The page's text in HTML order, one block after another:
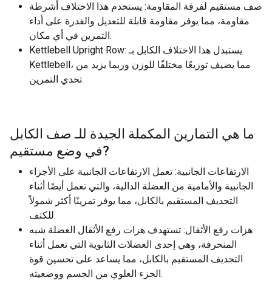
صف مستقيم لفرقة المقاومة: يستخدم هذا الاختلاف أشرطة
مقاومة، مما يوفر مقاومة قابلة للتعديل والقدرة على أداء
التمرين في أي مكان.
Kettlebell Upright Row: يستبدل هذا الاختلاف الكابل بـ
Kettlebell، مما يضيف توزيعًا مختلفًا للوزن وربما يزيد من
تحدي التمرين.
ما هي التمارين المكملة الجيدة للـ صف الكابل
في وضع مستقيم?
الارتفاعات الجانبية: تعمل الارتفاعات الجانبية على الأجزاء
الجانبية والأمامية من العضلة الدالية، والتي تعمل أيضًا أثناء
التجديف المستقيم بالكابل، مما يوفر تمرينًا أكثر شمولاً
للكتف.
هزات رفع الأثقال: تستهدف هزات رفع الأثقال العضلة شبه
المنحرفة، وهي إحدى العضلات الثانوية التي تعمل أثناء
التجديف المستقيم بالكابل، مما يساعد على تحسين قوة
الجزء العلوي من الجسم ووضعيته.